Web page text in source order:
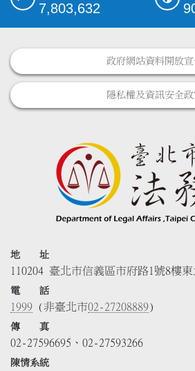
7,803,632
政府網站資料開放
隱私權及資訊安全
地 址
110204 臺北市信義區市府路1號8樓東
電 話
1999 (非臺北市02-27208889)
傳 真
02-27596695、02-27593266
陳情系統